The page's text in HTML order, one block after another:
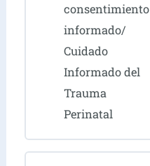
consentimiento
informado/
Cuidado
Informado del
Trauma
Perinatal